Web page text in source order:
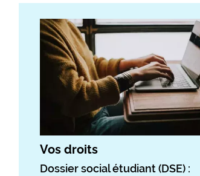
Vos droits
Dossier social étudiant (DSE) :